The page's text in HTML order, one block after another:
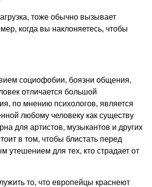
тоже обычно вызывает
когда вы наклоняетесь, чтобы
социофобии, боязни общения,
отличается большой
по мнению психологов, является
любому человеку как существу
для артистов, музыкантов и других
в том, чтобы блистать перед
утешением для тех, кто страдает от
то, что европейцы краснеют